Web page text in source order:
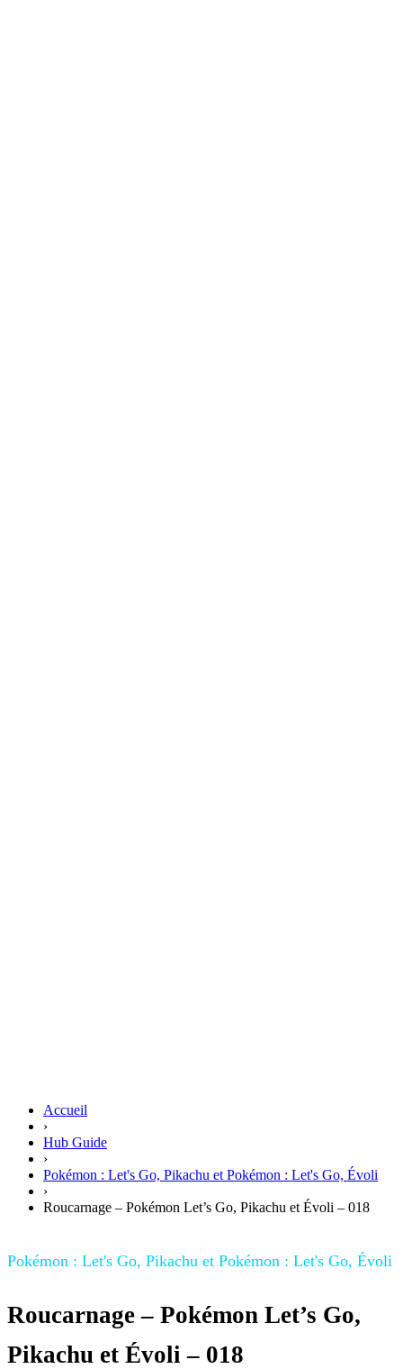
Accueil
›
Hub Guide
›
Pokémon : Let's Go, Pikachu et Pokémon : Let's Go, Évoli
›
Roucarnage – Pokémon Let’s Go, Pikachu et Évoli – 018
Pokémon : Let's Go, Pikachu et Pokémon : Let's Go, Évoli
Roucarnage – Pokémon Let’s Go,
Pikachu et Évoli – 018